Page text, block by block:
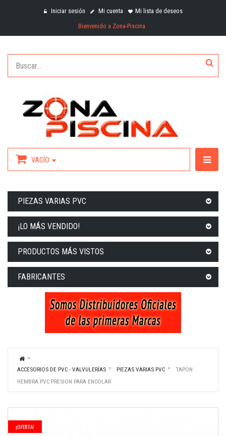
Iniciar sesión Mi cuenta
Mi lista de deseos
Bienvenido a Zona-Piscina
VACÍO
PIEZAS VARIAS PVC
¡LO MÁS VENDIDO!
PRODUCTOS MÁS VISTOS
FABRICANTES
ACCESORIOS DE PVC - VALVULERÍAS PIEZAS VARIAS PVC
TAPON
HEMBRA PVC PRESION PARA ENCOLAR
¡OFERTA!